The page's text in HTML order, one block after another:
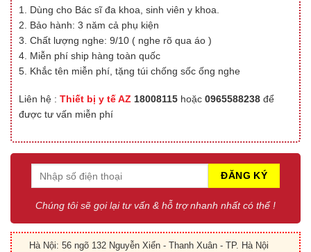
1. Dùng cho Bác sĩ đa khoa, sinh viên y khoa.
2. Bảo hành: 3 năm cả phụ kiện
3. Chất lượng nghe: 9/10 ( nghe rõ qua áo )
4. Miễn phí ship hàng toàn quốc
5. Khắc tên miễn phí, tặng túi chống sốc ống nghe
Liên hệ : Thiết bị y tế AZ 18008115 hoặc 0965588238 để
được tư vấn miễn phí
Chúng tôi sẽ gọi lại tư vấn & hỗ trợ nhanh nhất có thể !
Hà Nội: 56 ngõ 132 Nguyễn Xiển - Thanh Xuân - TP. Hà Nội